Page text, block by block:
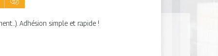
Adhésion simple et rapide !